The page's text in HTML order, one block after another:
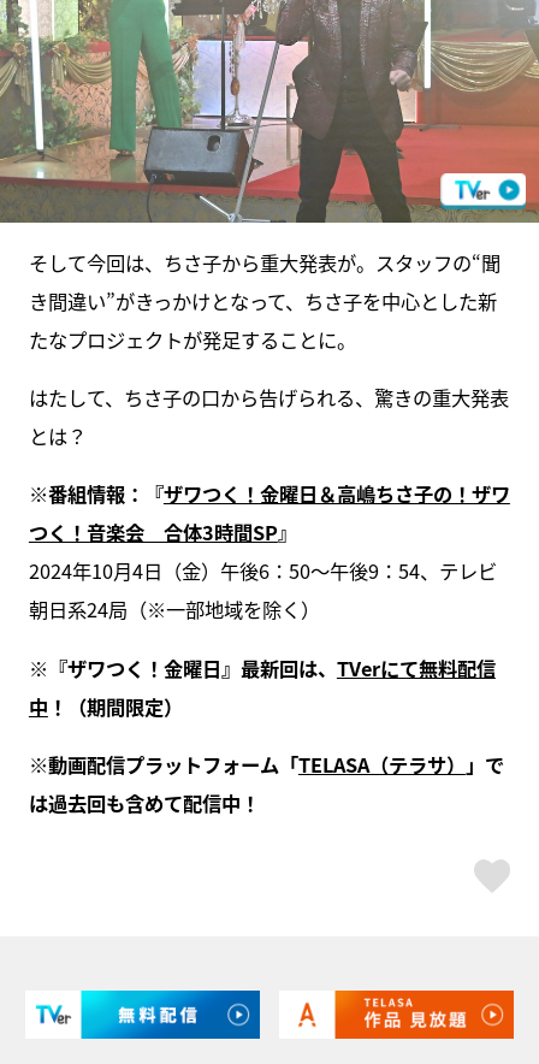
そして今回は、ちさ子から重大発表が。スタッフの“聞
き間違い”がきっかけとなって、ちさ子を中心とした新
たなプロジェクトが発足することに。
はたして、ちさ子の口から告げられる、驚きの重大発表
とは？
※番組情報：『ザワつく！金曜日＆高嶋ちさ子の！ザワ
つく！音楽会 合体3時間SP』
2024年10月4日（金）午後6：50～午後9：54、テレビ
朝日系24局（※一部地域を除く）
※『ザワつく！金曜日』最新回は、 TVerにて無料配信
中 ！（期間限定）
※動画配信プラットフォーム「TELASA（テラサ） 」で
は過去回も含めて配信中！